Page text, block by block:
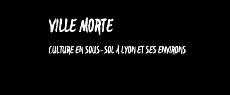
VILLE MORTE
CULTURE EN SOUS-SOL À LYON ET SES ENVIRONS